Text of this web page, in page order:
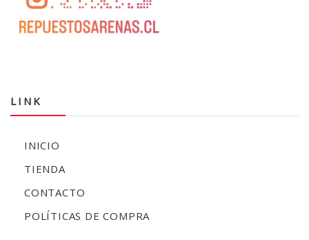
LINK
INICIO
TIENDA
CONTACTO
POLÍTICAS DE COMPRA